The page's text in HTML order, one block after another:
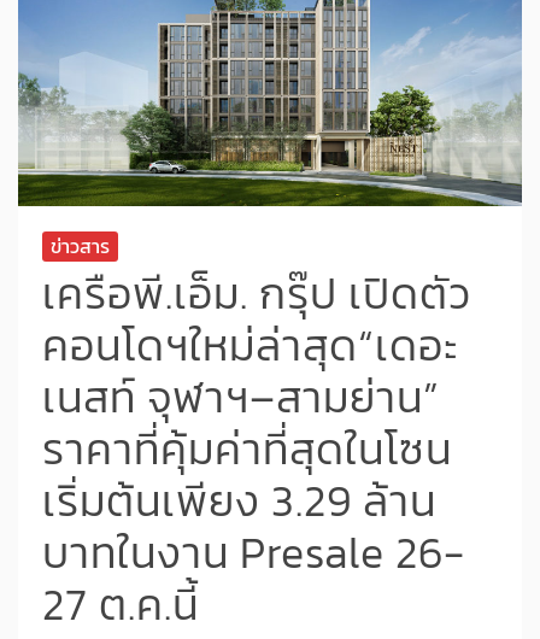
ข่าวสาร
เครือพี.เอ็ม. กรุ๊ป เปิดตัว
คอนโดฯใหม่ล่าสุด“เดอะ
เนสท์ จุฬาฯ–สามย่าน”
ราคาที่คุ้มค่าที่สุดในโซน
เริ่มต้นเพียง 3.29 ล้าน
บาทในงาน Presale 26-
27 ต.ค.นี้